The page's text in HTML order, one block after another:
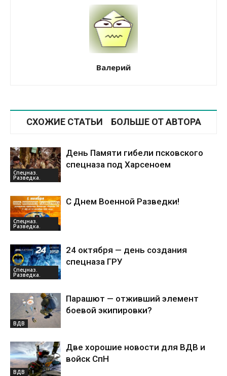
Валерий
СХОЖИЕ СТАТЬИ БОЛЬШЕ ОТ АВТОРА
Спецназ.
Разведка.
День Памяти гибели псковского
спецназа под Харсеноем
Спецназ.
Разведка.
С Днем Военной Разведки!
Спецназ.
Разведка.
24 октября — день создания
спецназа ГРУ
ВДВ
Парашют — отживший элемент
боевой экипировки?
ВДВ
Две хорошие новости для ВДВ и
войск СпН